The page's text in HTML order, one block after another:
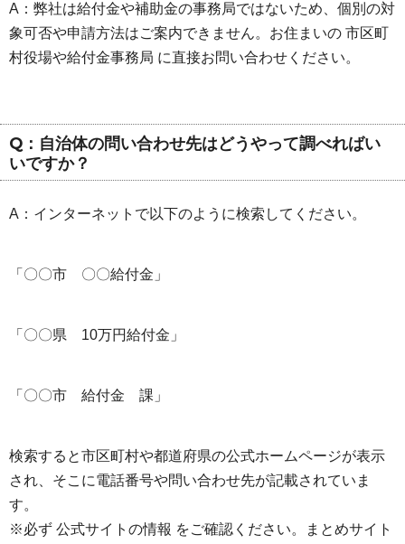
A：弊社は給付金や補助金の事務局ではないため、個別の対
象可否や申請方法はご案内できません。お住まいの 市区町
村役場や給付金事務局 に直接お問い合わせください。
Q：自治体の問い合わせ先はどうやって調べればい
いですか？
A：インターネットで以下のように検索してください。
「〇〇市 〇〇給付金」
「〇〇県 10万円給付金」
「〇〇市 給付金 課」
検索すると市区町村や都道府県の公式ホームページが表示
され、そこに電話番号や問い合わせ先が記載されていま
す。
※必ず 公式サイトの情報 をご確認ください。まとめサイト